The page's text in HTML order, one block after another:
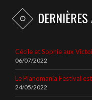
Cécile et Sophie aux
06/07/2022
Le Pianomania Festival
24/05/2022